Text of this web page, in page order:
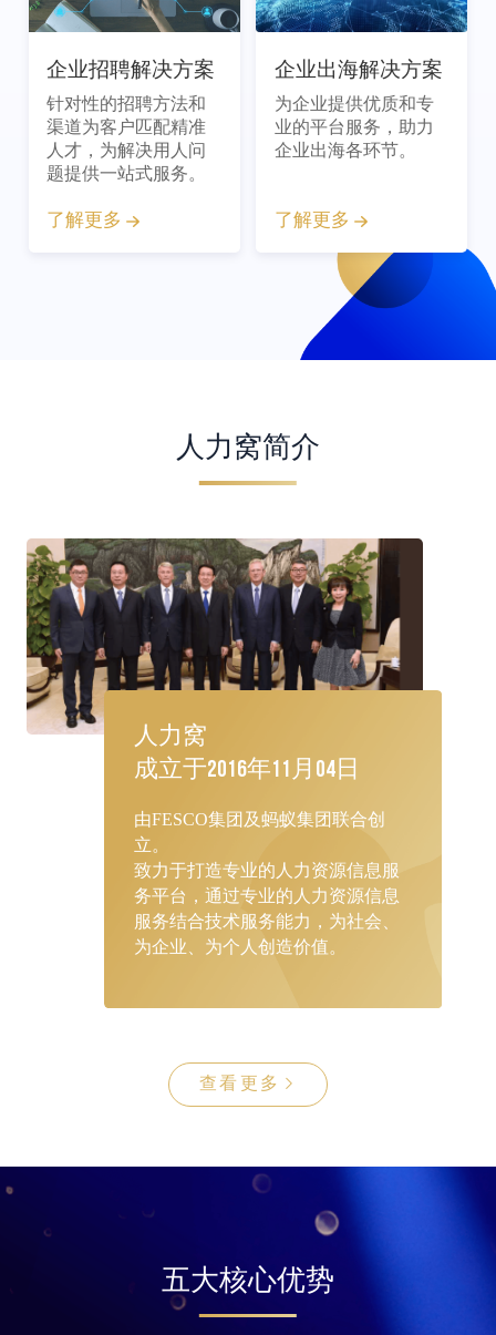
企业招聘解决方案
针对性的招聘方法和
渠道为客户匹配精准
人才，为解决用人问
题提供一站式服务。
了解更多
企业出海解决方案
为企业提供优质和专
业的平台服务，助力
企业出海各环节。
了解更多
人力窝简介
人力窝
成立于2016年11 月 04日
由FESCO集团及蚂蚁集团联合创
立。
致力于打造专业的人力资源信息服
务平台，通过专业的人力资源信息
服务结合技术服务能力，为社会、
为企业、为个人创造价值。
查看更多
五大核心优势